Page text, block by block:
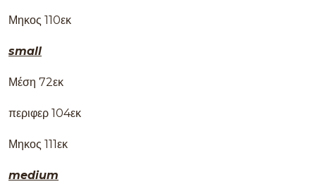
Μηκος 110εκ
small
Μέση 72εκ
περιφερ 104εκ
Μηκος 111εκ
medium